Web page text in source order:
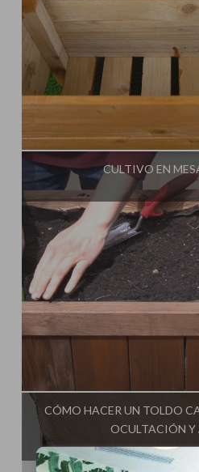
Influencer:Cultivo
CULTIVO EN
Influencer:
CÓMO HACER UN TOLDO
OCULTACIÓN Y